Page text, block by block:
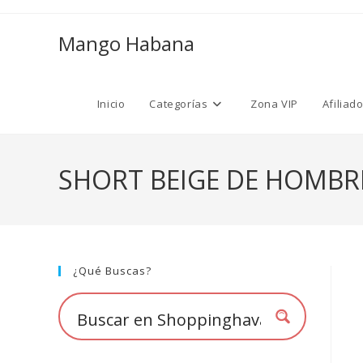
Mango Habana
Inicio Categorías Zona VIP
SHORT BEIGE DE
¿Qué Buscas?